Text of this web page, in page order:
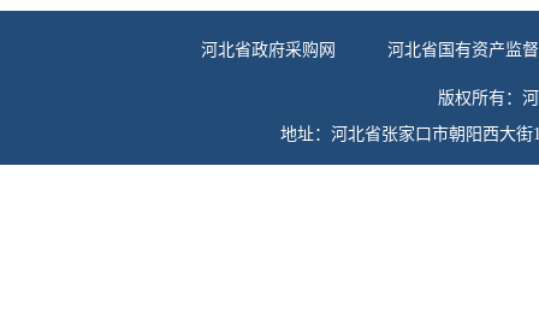
河北省政府采购网 河北省国有资产监
版权所有：
地址：河北省张家口市朝阳西大街